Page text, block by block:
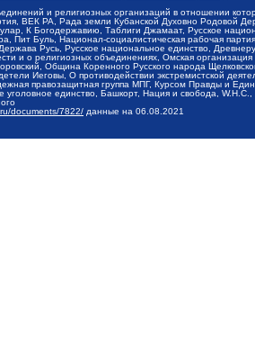
и религиозных организаций в отношении
ВЕК РА, Рада земли Кубанской Духовно Родовой
К Богодержавию, Таблиги Джамаат, Русское
Пит Буль, Национал-социалистическая рабочая
Русь, Русское национальное единство,
и о религиозных объединениях, Омская
Община Коренного Русского народа
Иеговы, О противодействии экстремистской
правозащитная группа МПГ, Курсом Правды и
уголовное единство, Башкорт, Нация и свобода,
documents/7822/ данные на 06.08.2021